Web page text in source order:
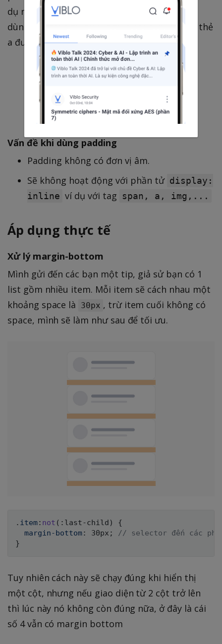
dụ như hình dưới đây minh hoạ khi chúng ta
dùng padding cho thẻ a để phạm vi click của thẻ
a được mở rộng hơn.
Vấn đề khi dùng padding
Padding không có đơn vị âm.
Sẽ không hoạt động với phần tử display:
inline ví dụ với tag span, a, img,...
Áp dụng thực tế
Xử lý margin-bottom
Mình gửi đến các bạn một tip, giả sử bạn có 1
list gồm nhiều item. Mỗi item sẽ cách nhau một
khoảng space là
30px , trừ item cuối không có
space, mình sẽ làm như sau để tối ưu.
. item: not ( : last-child )
{
margin-bottom: 30px ;
// selector đến các
}
Tuy nhiên cách này sẽ chạy đúng khi hiển thị
một cột, nhưng nếu giao diện từ 2 cột trở lên
thì lúc này nó không còn đúng nữa, ở đây là cái
số 4 vẫn có margin bottom